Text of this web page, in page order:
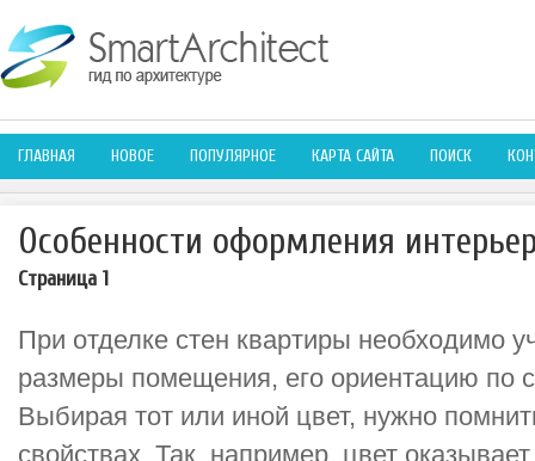
ГЛАВНАЯ НОВОЕ ПОПУЛЯРНОЕ КАРТА САЙТА ПОИСК
Особенности оформления
Страница 1
При отделке стен квартиры необходимо
размеры помещения, его ориентацию по
Выбирая тот или иной цвет, нужно
свойствах. Так, например, цвет